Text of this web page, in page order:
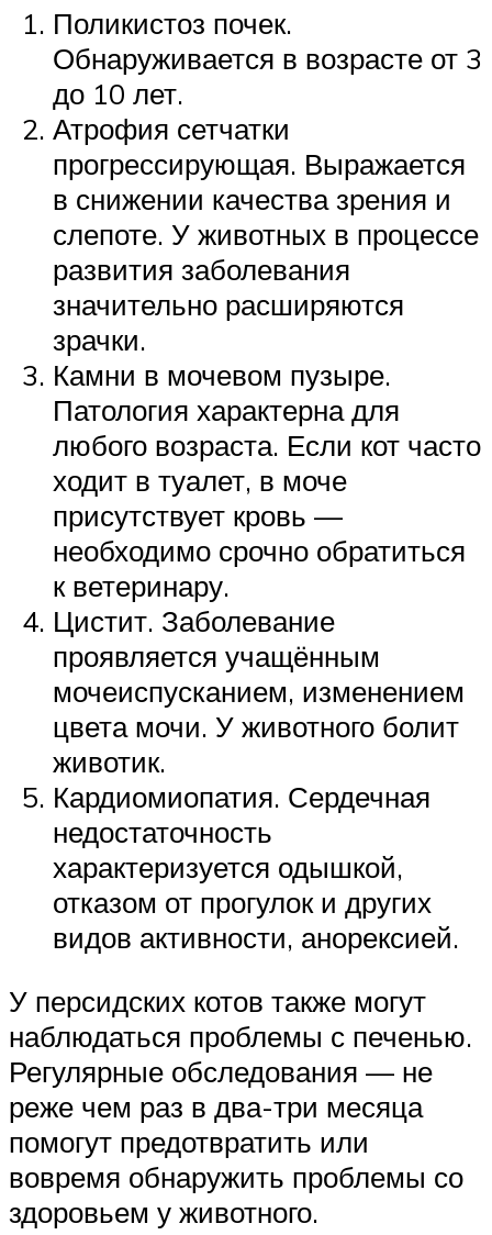
Поликистоз почек.
Обнаруживается в возрасте от 3
до 10 лет.
Атрофия сетчатки
прогрессирующая. Выражается
в снижении качества зрения и
слепоте. У животных в процессе
развития заболевания
значительно расширяются
зрачки.
Камни в мочевом пузыре.
Патология характерна для
любого возраста. Если кот часто
ходит в туалет, в моче
присутствует кровь —
необходимо срочно обратиться
к ветеринару.
Цистит. Заболевание
проявляется учащённым
мочеиспусканием, изменением
цвета мочи. У животного болит
животик.
Кардиомиопатия. Сердечная
недостаточность
характеризуется одышкой,
отказом от прогулок и других
видов активности, анорексией.
У персидских котов также могут
наблюдаться проблемы с печенью.
Регулярные обследования — не
реже чем раз в два-три месяца
помогут предотвратить или
вовремя обнаружить проблемы со
здоровьем у животного.